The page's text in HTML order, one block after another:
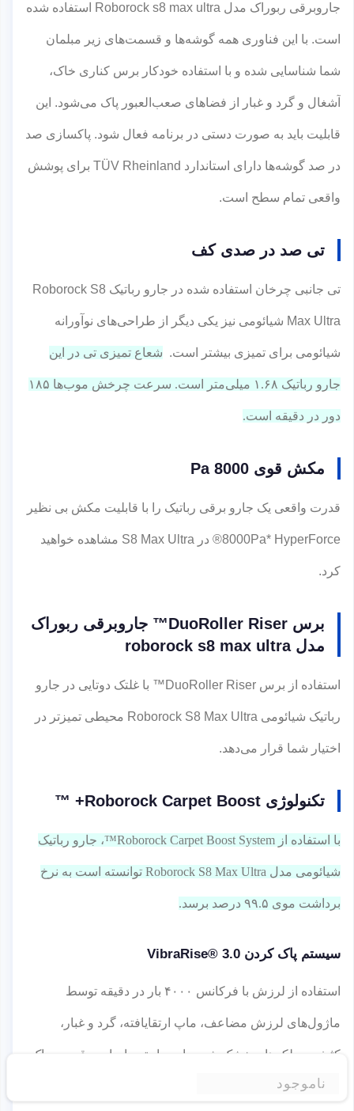
ناموجود
جاروبرقی ربوراک مدل Roborock s8 max ultra استفاده شده
است. با این فناوری همه گوشه‌ها و قسمت‌های زیر مبلمان
شما شناسایی شده و با استفاده خودکار برس کناری خاک،
آشغال و گرد و غبار از فضاهای صعب‌العبور پاک می‌شود. این
قابلیت باید به صورت دستی در برنامه فعال شود. پاکسازی صد
در صد گوشه‌ها دارای استاندارد TÜV Rheinland برای پوشش
واقعی تمام سطح است.
تی صد در صدی کف
تی جانبی چرخان استفاده شده در جارو رباتیک Roborock S8
Max Ultra شیائومی نیز یکی دیگر از طراحی‌های نوآورانه
شیائومی برای تمیزی بیشتر است. شعاع تمیزی تی در این
جارو رباتیک ۱.۶۸ میلی‌متر است. سرعت چرخش موب‌ها ۱۸۵
دور در دقیقه است.
مکش قوی 8000 Pa
قدرت واقعی یک جارو برقی رباتیک را با قابلیت مکش بی نظیر
8000Pa* HyperForce® در S8 Max Ultra مشاهده خواهید
کرد.
برس DuoRoller Riser™ جاروبرقی ربوراک
مدل roborock s8 max ultra
استفاده از برس DuoRoller Riser™ با غلتک دوتایی در جارو
رباتیک شیائومی Roborock S8 Max Ultra محیطی تمیزتر در
اختیار شما قرار می‌دهد.
تکنولوژی Roborock Carpet Boost+ ™
با استفاده از Roborock Carpet Boost System™، جارو رباتیک
شیائومی مدل Roborock S8 Max Ultra توانسته است به نرخ
برداشت موی ۹۹.۵ درصد برسد.
سیستم پاک کردن VibraRise® 3.0
استفاده از لرزش با فرکانس ۴۰۰۰ بار در دقیقه توسط
ماژول‌های لرزش مضاعف، ماپ ارتقایافته، گرد و غبار،
کثیفی، و لکه‌های خشک شده را به راحتی با جاروبرقی ربوراک